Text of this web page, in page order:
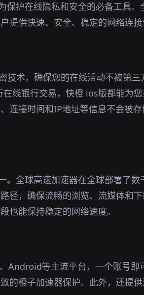
保护在线隐私和安全的必备工具。
提供快速、安全、稳定的网络连接
技术，确保您的在线活动不被第
线银行交易，快橙 ios版都能为
连接时间和IP地址等信息不会被
。全球高速加速器在全球部署了数
径，确保流畅的浏览、流媒体和
也能保持稳定的网络速度。
Android等主流平台，一个账号即
的橙子加速器保护。此外，还提